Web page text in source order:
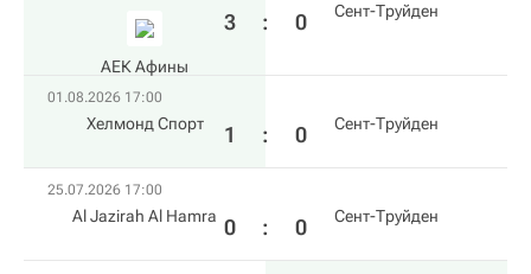
АЕК Афины
3 : 0 Сент-Труйден
01.08.2026 17:00
Хелмонд Спорт 1 : 0 Сент-Труйден
25.07.2026 17:00
Al Jazirah Al Hamra 0 : 0 Сент-Труйден